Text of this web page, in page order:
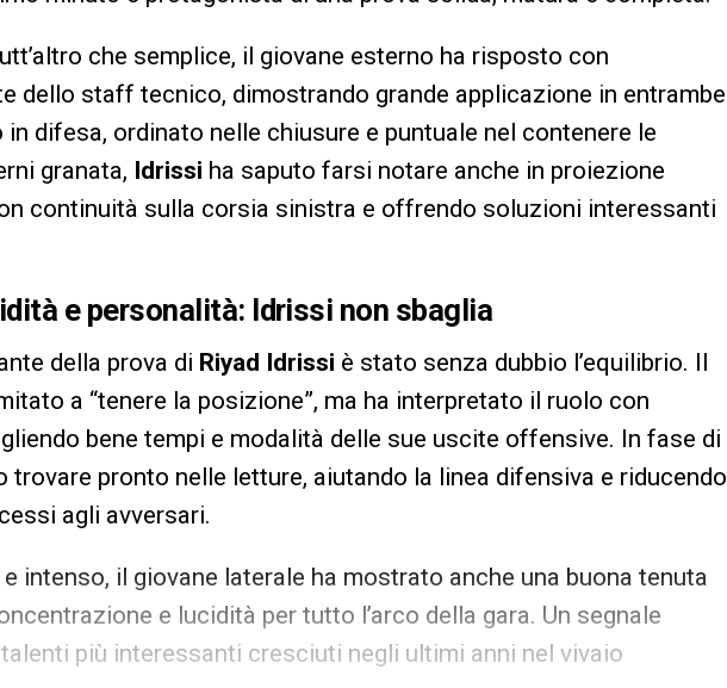
che semplice, il giovane esterno ha risposto con
dello staff tecnico, dimostrando grande applicazione in entrambe
difesa, ordinato nelle chiusure e puntuale nel contenere le
granata, Idrissi ha saputo farsi notare anche in proiezione
continuità sulla corsia sinistra e offrendo soluzioni interessanti
e personalità: Idrissi non sbaglia
della prova di Riyad Idrissi è stato senza dubbio l’equilibrio. Il
a “tenere la posizione”, ma ha interpretato il ruolo con
bene tempi e modalità delle sue uscite offensive. In fase di
pronto nelle letture, aiutando la linea difensiva e riducendo
agli avversari.
intenso, il giovane laterale ha mostrato anche una buona tenuta
e lucidità per tutto l’arco della gara. Un segnale
più interessanti cresciuti negli ultimi anni nel vivaio